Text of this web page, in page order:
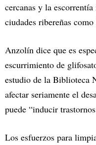
cercanas y la
ciudades ribereñas como
Anzolín dice que es
escurrimiento de
estudio de la Biblioteca
afectar seriamente el
puede “inducir
Los esfuerzos para